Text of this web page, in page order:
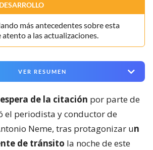
más antecedentes sobre esta
a las actualizaciones.
VER RESUMEN
de la citación por parte de
el periodista y conductor de
Neme, tras protagonizar un
de tránsito la noche de este